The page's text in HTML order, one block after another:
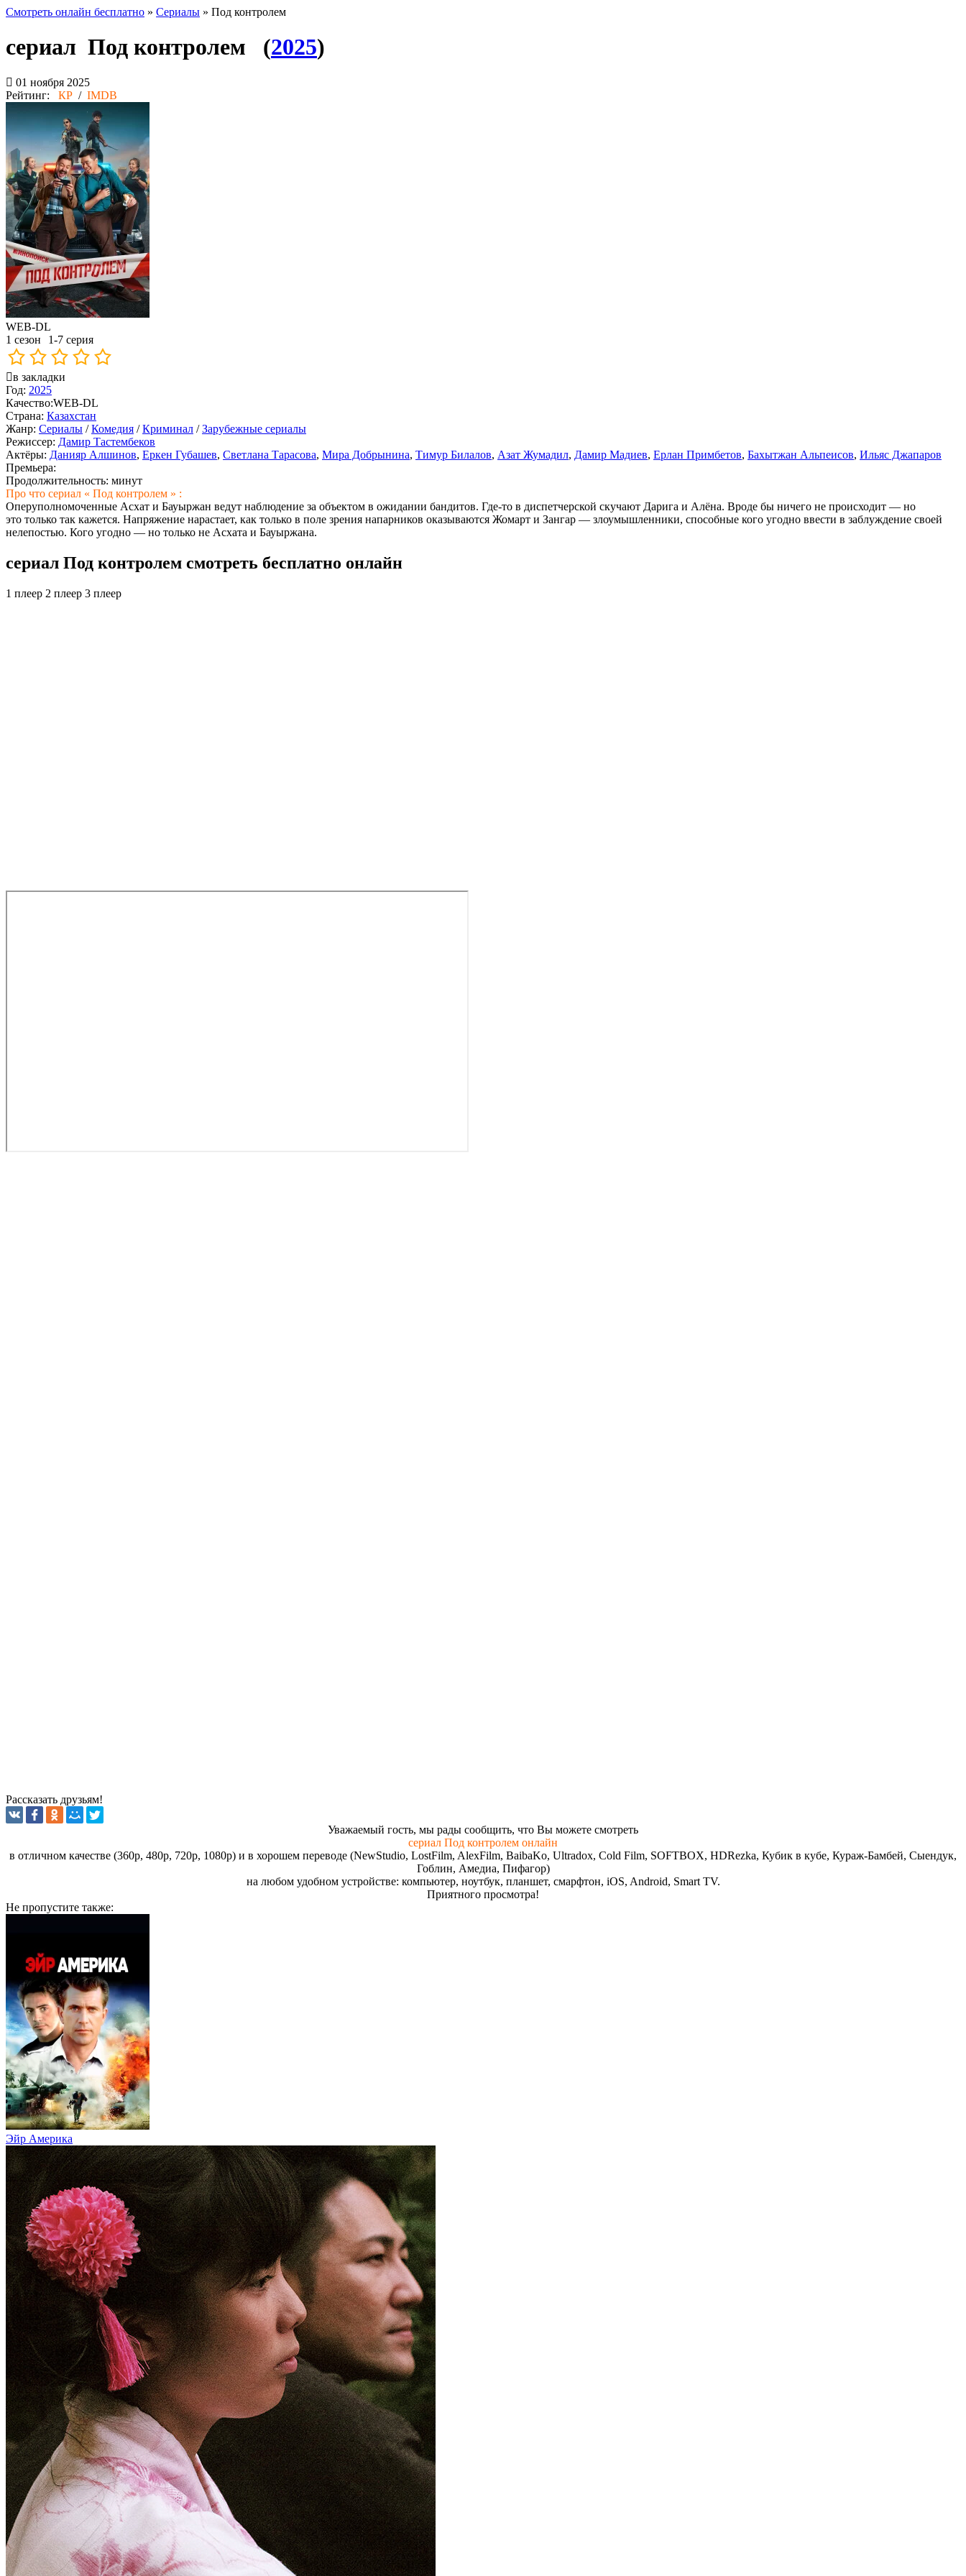
Смотреть онлайн бесплатно » Сериалы » Под контролем
сериал Под контролем (2025)
01 ноября 2025
Рейтинг: КР / IMDB
WEB-DL
1 сезон
1-7 серия
в закладки
Год: 2025
Качество:WEB-DL
Страна: Казахстан
Жанр: Сериалы /Комедия /Криминал /Зарубежные сериалы
Режиссер: Дамир Тастембеков
Актёры: Данияр Алшинов, Еркен Губашев, Светлана Тарасова, Мира Добрынина, Тимур Билалов, Азат Жумадил, Дамир Мадиев, Ерлан Примбетов, Бахытжан Альпеисов, Ильяс Джапаров
Премьера:
Продолжительность: минут
Про что сериал « Под контролем » :
Оперуполномоченные Асхат и Бауыржан ведут наблюдение за объектом в ожидании бандитов. Где-то в диспетчерской скучают Дарига и Алёна. Вроде бы ничего не происходит — но
это только так кажется. Напряжение нарастает, как только в поле зрения напарников оказываются Жомарт и Зангар — злоумышленники, способные кого угодно ввести в заблуждение своей
нелепостью. Кого угодно — но только не Асхата и Бауыржана.
сериал Под контролем смотреть бесплатно онлайн
1 плеер 2 плеер 3 плеер
Рассказать друзьям!
Увaжaeмый гocть, мы paды cooбщить, чтo Вы мoжeтe cмoтpeть
сериал Под контролем онлайн
в отличном качестве (360p, 480p, 720p, 1080p) и в хорошем переводе (NewStudio, LostFilm, AlexFilm, BaibaKo, Ultradox, Cold Film, SOFTBOX, HDRezka, Кубик в кубе, Кураж-Бамбей, Сыендук,
Гоблин, Амедиа, Пифагор)
на любом удобном устройстве: компьютер, ноутбук, планшет, смарфтон, iOS, Android, Smart TV.
Пpиятнoгo пpocмoтpa!
Не пропустите также:
Эйр Америка